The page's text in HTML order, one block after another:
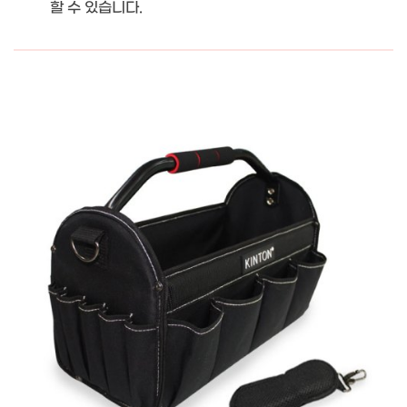
할 수 있습니다.